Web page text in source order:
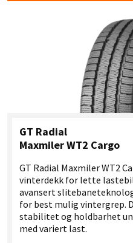
GT Radial
Maxmiler WT2 Cargo
GT Radial Maxmiler WT2
vinterdekk for lette
avansert
for best mulig vintergrep.
stabilitet og holdbarhet
med variert last.